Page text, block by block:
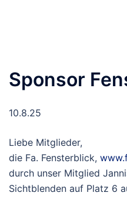
Sponsor
10.8.25
Liebe Mitglieder,
die Fa. Fensterblick,
durch unser Mitglied
Sichtblenden auf Platz 6